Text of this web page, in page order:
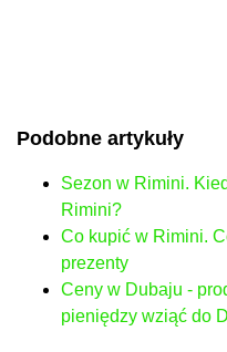
Podobne artykuły
Sezon w Rimini.
Rimini?
Co kupić w Rimini.
prezenty
Ceny w Dubaju -
pieniędzy wziąć do